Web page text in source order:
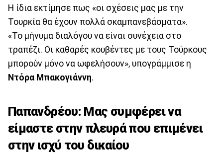
Η ίδια εκτίμησε πως «οι σχέσεις μας με την
Τουρκία θα έχουν πολλά σκαμπανεβάσματα».
«Το μήνυμα διαλόγου να είναι συνέχεια στο
τραπέζι. Οι καθαρές κουβέντες με τους Τούρκους
μπορούν μόνο να ωφελήσουν», υπογράμμισε η
Ντόρα Μπακογιάννη.
Παπανδρέου: Μας συμφέρει να
είμαστε στην πλευρά που επιμένει
στην ισχύ του δικαίου